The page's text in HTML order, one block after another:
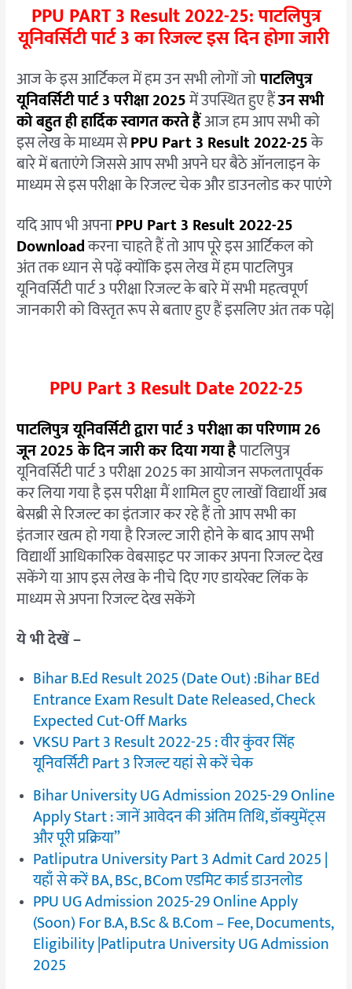
PPU PART 3 Result 2022-25: पाटलिपुत्र
यूनिवर्सिटी पार्ट 3 का रिजल्ट इस दिन होगा जारी
आज के इस आर्टिकल में हम उन सभी लोगों जोपाटलिपुत्र
यूनिवर्सिटी पार्ट 3 परीक्षा 2025में उपस्थित हुए हैंउन सभी
को बहुत ही हार्दिक स्वागत करते हैंआज हम आप सभी को
इस लेख के माध्यम सेPPU Part 3 Result 2022-25के
बारे में बताएंगे जिससे आप सभी अपने घर बैठे ऑनलाइन के
माध्यम से इस परीक्षा के रिजल्ट चेक और डाउनलोड कर पाएंगे
यदि आप भी अपनाPPU Part 3 Result 2022-25
Downloadकरना चाहते हैं तो आप पूरे इस आर्टिकल को
अंत तक ध्यान से पढ़ें क्योंकि इस लेख में हम पाटलिपुत्र
यूनिवर्सिटी पार्ट 3 परीक्षा रिजल्ट के बारे में सभी महत्वपूर्ण
जानकारी को विस्तृत रूप से बताए हुए हैं इसलिए अंत तक पढ़े|
PPU Part 3 Result Date 2022-25
पाटलिपुत्र यूनिवर्सिटी द्वारा पार्ट 3 परीक्षा का परिणाम 26
जून 2025 के दिन जारी कर दिया गया हैपाटलिपुत्र
यूनिवर्सिटी पार्ट 3 परीक्षा 2025 का आयोजन सफलतापूर्वक
कर लिया गया है इस परीक्षा मैं शामिल हुए लाखों विद्यार्थी अब
बेसब्री से रिजल्ट का इंतजार कर रहे हैं तो आप सभी का
इंतजार खत्म हो गया है रिजल्ट जारी होने के बाद आप सभी
विद्यार्थी आधिकारिक वेबसाइट पर जाकर अपना रिजल्ट देख
सकेंगे या आप इस लेख के नीचे दिए गए डायरेक्ट लिंक के
माध्यम से अपना रिजल्ट देख सकेंगे
ये भी देखें –
Bihar B.Ed Result 2025 (Date Out) :Bihar BEd
Entrance Exam Result Date Released, Check
Expected Cut-Off Marks
VKSU Part 3 Result 2022-25 : वीर कुंवर सिंह
यूनिवर्सिटी Part 3 रिजल्ट यहां से करें चेक
Bihar University UG Admission 2025-29 Online
Apply Start : जानें आवेदन की अंतिम तिथि, डॉक्युमेंट्स
और पूरी प्रक्रिया”
Patliputra University Part 3 Admit Card 2025 |
यहाँ से करें BA, BSc, BCom एडमिट कार्ड डाउनलोड
PPU UG Admission 2025-29 Online Apply
(Soon) For B.A, B.Sc & B.Com – Fee, Documents,
Eligibility |Patliputra University UG Admission
2025